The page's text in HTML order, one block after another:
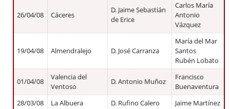
26/04/08 Cáceres
D. Jaime Sebastián
de Erice
Carlos María
Antonio
Vázquez
19/04/08 Almendralejo D. José Carranza
María del Mar
Santos
Rubén Lobato
01/04/08
Valencia del
Ventoso
D. Antonio Muñoz
Francisco
Buenaventura
28/03/08
La Albuera D. Rufino Calero Jaime Martínez